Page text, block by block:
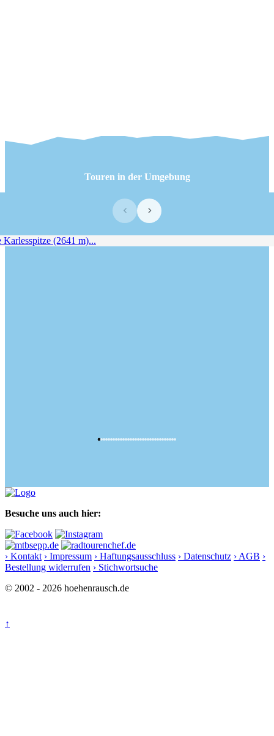
Touren in der Umgebung
‹ ›
Besuche uns auch hier:
› Kontakt › Impressum › Haftungsausschluss › Datenschutz › AGB ›
Bestellung widerrufen › Stichwortsuche
© 2002 - 2026 hoehenrausch.de
↑